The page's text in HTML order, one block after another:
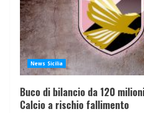
News Sicilia
Buco di bilancio da 120
Calcio a rischio fallimento